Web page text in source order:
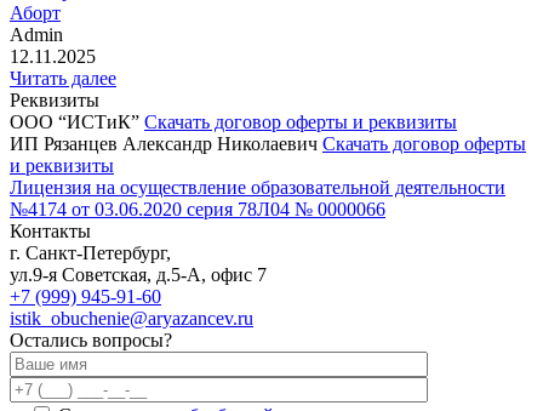
Аборт
Admin
12.11.2025
Читать далее
Реквизиты
ООО “ИСТиК” Скачать договор оферты и реквизиты
ИП Рязанцев Александр Николаевич Скачать договор оферты
и реквизиты
Лицензия на осуществление образовательной деятельности
№4174 от 03.06.2020 серия 78Л04 № 0000066
Контакты
г. Санкт-Петербург,
ул.9-я Советская, д.5-А, офис 7
+7 (999) 945-91-60
istik_obuchenie@aryazancev.ru
Остались вопросы?